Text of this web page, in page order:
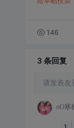
146
3 条回复
请发表
oO寒